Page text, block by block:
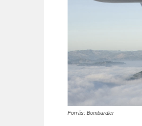
Forrás: Bombardier